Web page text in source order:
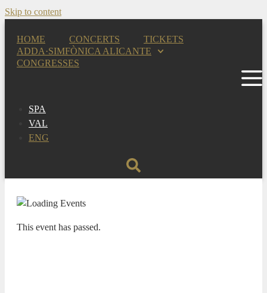
Skip to content
HOME CONCERTS
TICKETS
ADDA·SIMFÒNICA ALICANTE
CONGRESSES
SPA
VAL
ENG
This event has passed.